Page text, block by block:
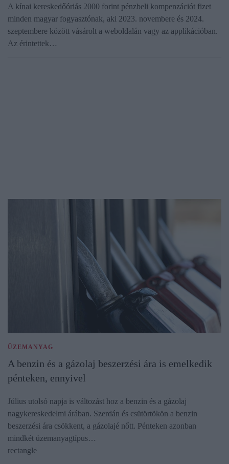
A kínai kereskedőóriás 2000 forint pénzbeli kompenzációt fizet
minden magyar fogyasztónak, aki 2023. novembere és 2024.
szeptembere között vásárolt a weboldalán vagy az applikációban.
Az érintettek…
ÜZEMANYAG
A benzin és a gázolaj beszerzési ára is emelkedik
pénteken, ennyivel
Július utolsó napja is változást hoz a benzin és a gázolaj
nagykereskedelmi árában. Szerdán és csütörtökön a benzin
beszerzési ára csökkent, a gázolajé nőtt. Pénteken azonban
mindkét üzemanyagtípus…
rectangle